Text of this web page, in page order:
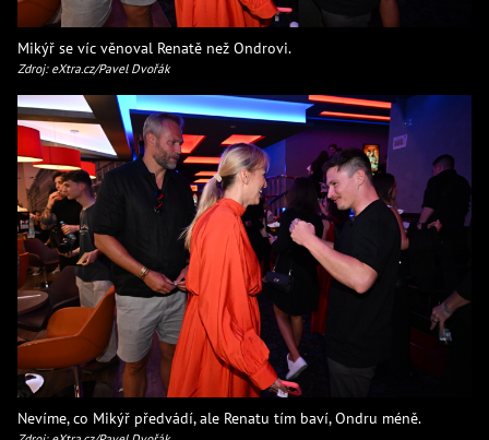
Mikýř se víc věnoval Renatě než Ondrovi.
Zdroj: eXtra.cz/Pavel Dvořák
Nevíme, co Mikýř předvádí, ale Renatu tím baví, Ondru méně.